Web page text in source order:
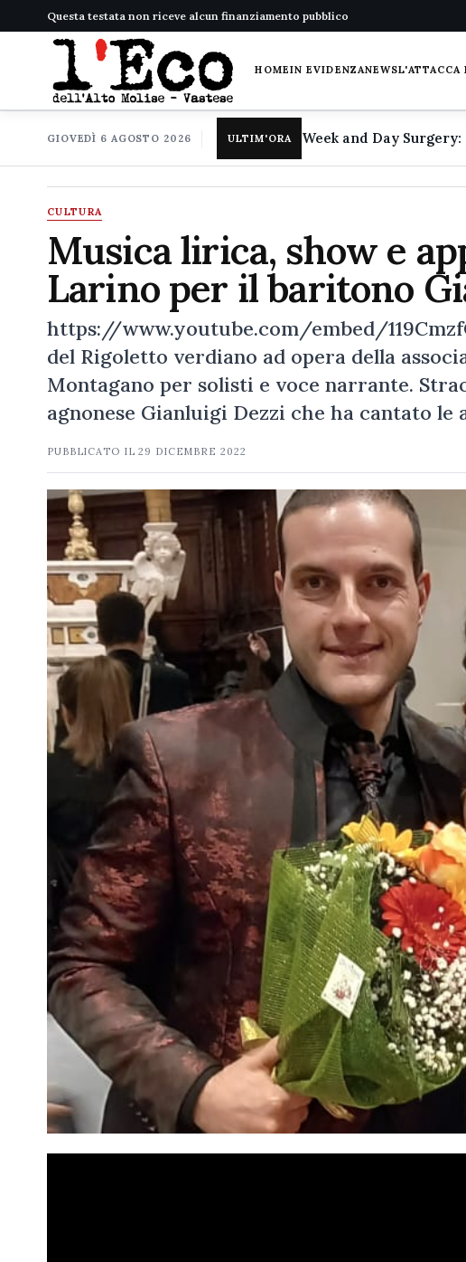
Questa testata non riceve alcun finanziamento pubblico
HOMEIN EVIDENZANEWSL'ATTACCA
GIOVEDÌ 6 AGOSTO 2026 ULTIM'ORA
CULTURA
Musica lirica, show e
Larino per il baritono
https://www.youtube.com/embed/
del Rigoletto verdiano ad opera della
Montagano per solisti e voce narrante.
agnonese Gianluigi Dezzi che ha cantato
PUBBLICATO IL29 DICEMBRE 2022